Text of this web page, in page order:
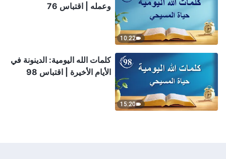
10:22
وعمله | اقتباس 76
15:20
كلمات الله اليومية: الدينونة في
الأيام الأخيرة | اقتباس 98